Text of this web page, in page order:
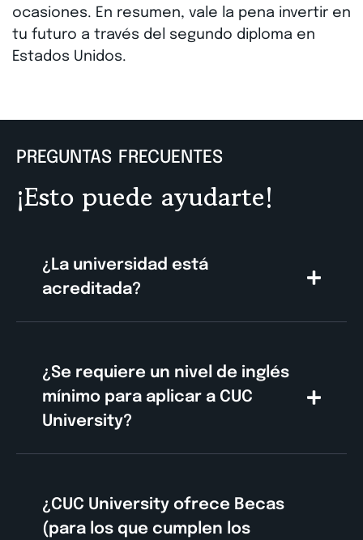
ocasiones. En resumen, vale la pena invertir en
tu futuro a través del segundo diploma en
Estados Unidos.
PREGUNTAS FRECUENTES
¡Esto puede ayudarte!
¿La universidad está
acreditada?
¿Se requiere un nivel de inglés
mínimo para aplicar a CUC
University?
¿CUC University ofrece Becas
(para los que cumplen los